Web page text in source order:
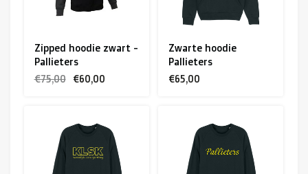
Zipped hoodie zwart -
Pallieters
€75,00
€60,00
Zwarte hoodie
Pallieters
€65,00